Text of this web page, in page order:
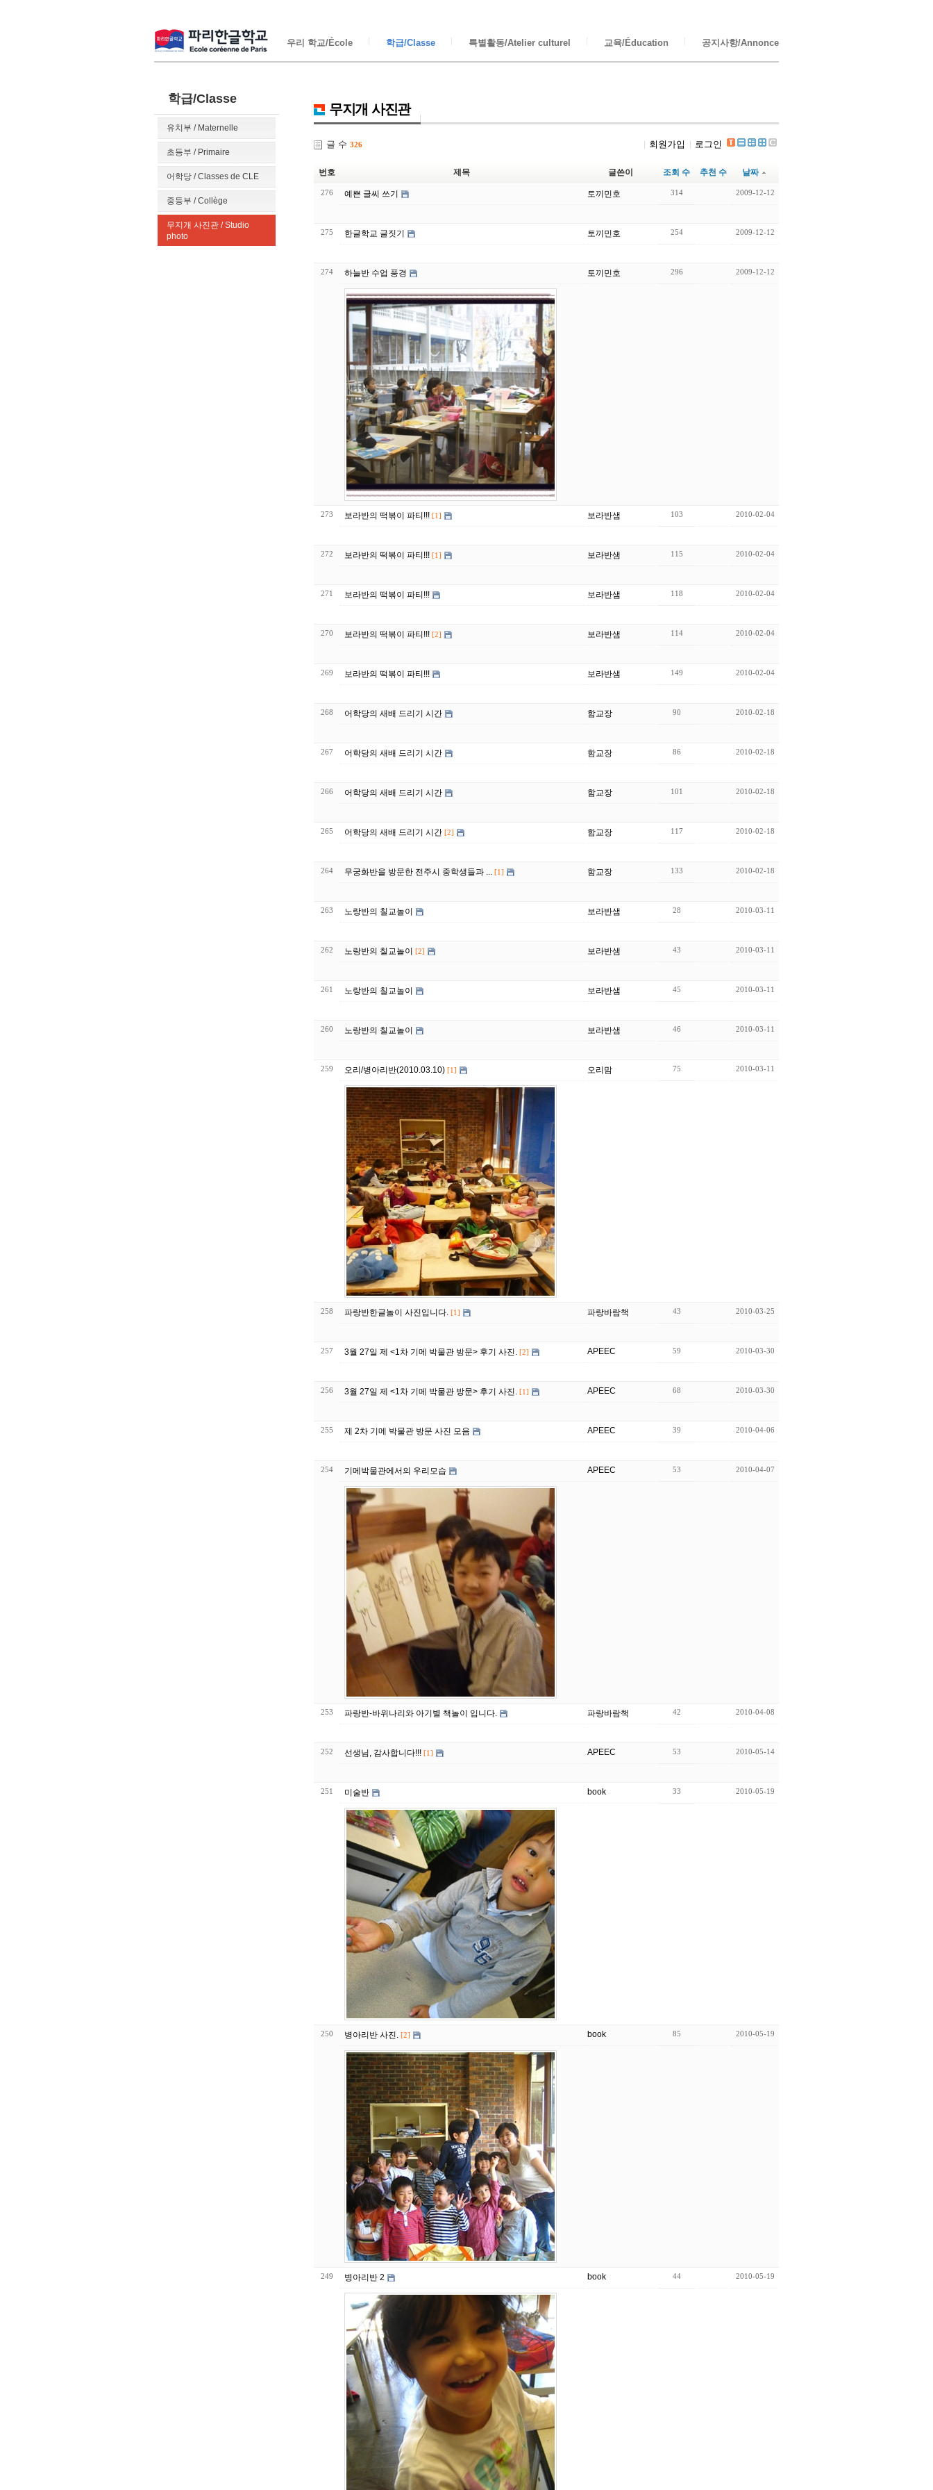
우리 학교/École 학급/Classe 특별활동/Atelier culturel 교육/Éducation 공지사항/Annonce
학급/Classe
유치부 / Maternelle
초등부 / Primaire
어학당 / Classes de CLE
중등부 / Collège
무지개 사진관 / Studio
photo
무지개 사진관
글 수 326 회원가입 로그인
번호 제목 글쓴이 조회 수 추천 수 날짜
276 예쁜 글씨 쓰기 토끼민호 314 2009-12-12
275 한글학교 글짓기 토끼민호 254 2009-12-12
274 하늘반 수업 풍경 토끼민호 296 2009-12-12
273 보라반의 떡볶이 파티!!! [1] 보라반샘 103 2010-02-04
272 보라반의 떡볶이 파티!!! [1] 보라반샘 115 2010-02-04
271 보라반의 떡볶이 파티!!! 보라반샘 118 2010-02-04
270 보라반의 떡볶이 파티!!! [2] 보라반샘 114 2010-02-04
269 보라반의 떡볶이 파티!!! 보라반샘 149 2010-02-04
268 어학당의 새배 드리기 시간 함교장 90 2010-02-18
267 어학당의 새배 드리기 시간 함교장 86 2010-02-18
266 어학당의 새배 드리기 시간 함교장 101 2010-02-18
265 어학당의 새배 드리기 시간 [2] 함교장 117 2010-02-18
264 무궁화반을 방문한 전주시 중학생들과 ... [1] 함교장 133 2010-02-18
263 노랑반의 칠교놀이 보라반샘 28 2010-03-11
262 노랑반의 칠교놀이 [2] 보라반샘 43 2010-03-11
261 노랑반의 칠교놀이 보라반샘 45 2010-03-11
260 노랑반의 칠교놀이 보라반샘 46 2010-03-11
259 오리/병아리반(2010.03.10) [1] 오리맘 75 2010-03-11
258 파랑반한글놀이 사진입니다. [1] 파랑바람책 43 2010-03-25
257 3월 27일 제 <1차 기메 박물관 방문> 후기 사진. [2] APEEC 59 2010-03-30
256 3월 27일 제 <1차 기메 박물관 방문> 후기 사진. [1] APEEC 68 2010-03-30
255 제 2차 기메 박물관 방문 사진 모음 APEEC 39 2010-04-06
254 기메박물관에서의 우리모습 APEEC 53 2010-04-07
253 파랑반-바위나리와 아기별 책놀이 입니다. 파랑바람책 42 2010-04-08
252 선생님, 감사합니다!!! [1] APEEC 53 2010-05-14
251 미술반 book 33 2010-05-19
250 병아리반 사진. [2] book 85 2010-05-19
249 병아리반 2 book 44 2010-05-19